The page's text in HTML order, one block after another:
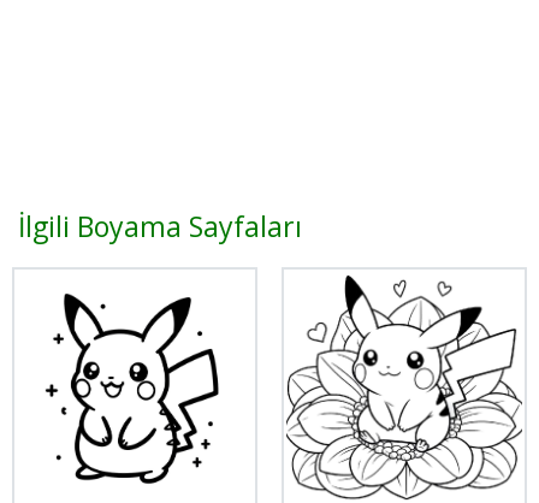
İlgili Boyama Sayfaları